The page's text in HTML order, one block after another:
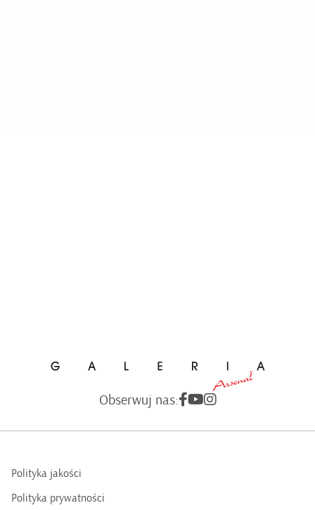
Obserwuj nas:
Polityka jakości
Polityka prywatności